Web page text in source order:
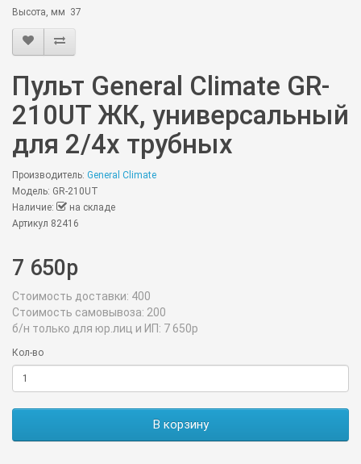
Высота, мм 37
Пульт General Climate GR-
210UT ЖК, универсальный
для 2/4х трубных
Производитель: General Climate
Модель: GR-210UT
Наличие:
на складе
Артикул 82416
7 650р
Стоимость доставки: 400
Стоимость самовывоза: 200
б/н только для юр.лиц и ИП: 7 650р
Кол-во
В корзину